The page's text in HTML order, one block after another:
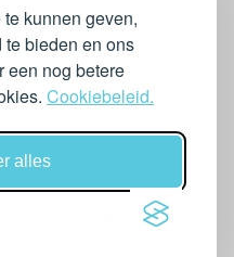
kunnen geven,
bieden en ons
een nog betere
Cookiebeleid.
alles
link allowing you to reset